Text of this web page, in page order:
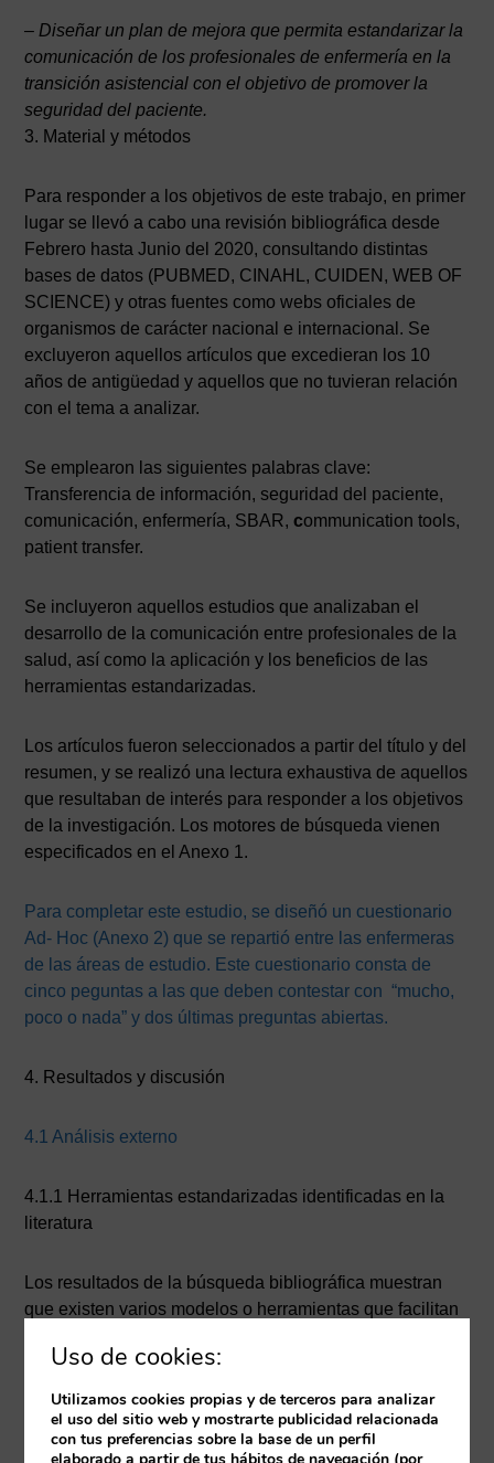
– Diseñar un plan de mejora que permita estandarizar la
comunicación de los profesionales de enfermería en la
transición asistencial con el objetivo de promover la
seguridad del paciente.
3. Material y métodos
Para responder a los objetivos de este trabajo, en primer
lugar se llevó a cabo una revisión bibliográfica desde
Febrero hasta Junio del 2020, consultando distintas
bases de datos (PUBMED, CINAHL, CUIDEN, WEB OF
SCIENCE) y otras fuentes como webs oficiales de
organismos de carácter nacional e internacional. Se
excluyeron aquellos artículos que excedieran los 10
años de antigüedad y aquellos que no tuvieran relación
con el tema a analizar.
Se emplearon las siguientes palabras clave:
Transferencia de información, seguridad del paciente,
comunicación, enfermería, SBAR, communication tools,
patient transfer.
Se incluyeron aquellos estudios que analizaban el
desarrollo de la comunicación entre profesionales de la
salud, así como la aplicación y los beneficios de las
herramientas estandarizadas.
Los artículos fueron seleccionados a partir del título y del
resumen, y se realizó una lectura exhaustiva de aquellos
que resultaban de interés para responder a los objetivos
de la investigación. Los motores de búsqueda vienen
especificados en el Anexo 1.
Para completar este estudio, se diseñó un cuestionario
Ad- Hoc (Anexo 2) que se repartió entre las enfermeras
de las áreas de estudio. Este cuestionario consta de
cinco peguntas a las que deben contestar con “mucho,
poco o nada” y dos últimas preguntas abiertas.
4. Resultados y discusión
4.1 Análisis externo
4.1.1 Herramientas estandarizadas identificadas en la
literatura
Los resultados de la búsqueda bibliográfica muestran
que existen varios modelos o herramientas que facilitan
salud. La OMS recomienda utilizar SBAR, sin embargo,
existen distintas modelos que se han ido adaptando
desde esta herramienta, y que también son útiles en la
transferencia de pacientes, por ejemplo ISOBAR, IDEAS
Uso de cookies:
Utilizamos cookies propias y de terceros para analizar
el uso del sitio web y mostrarte publicidad relacionada
con tus preferencias sobre la base de un perfil
elaborado a partir de tus hábitos de navegación (por